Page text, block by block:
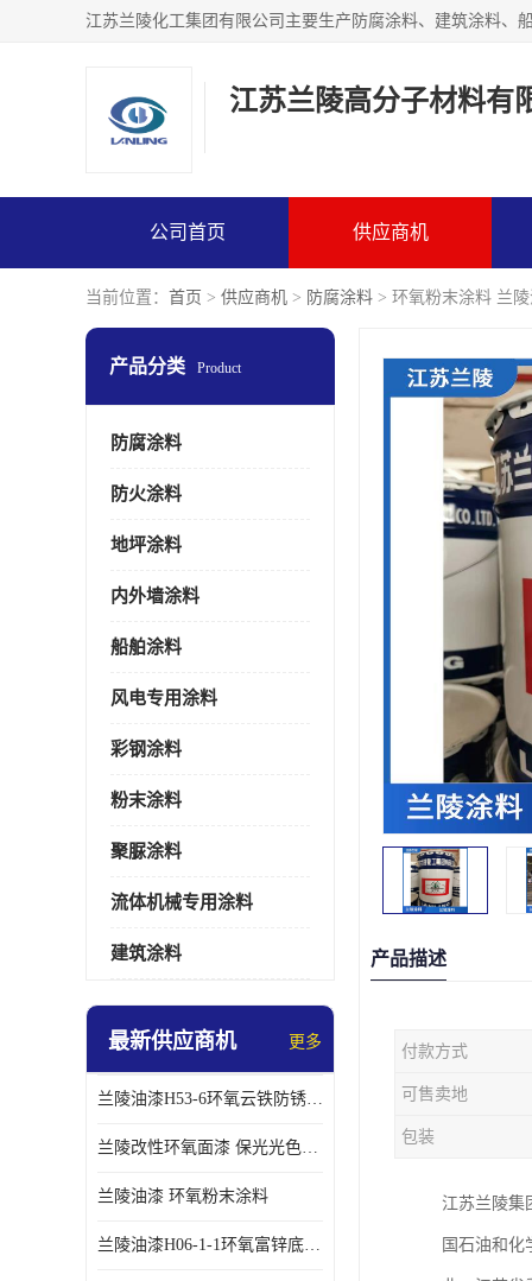
江苏兰陵高分子材料有
公司首页 供应商机
当前位置： 首页 > 供应商机 > 防腐涂料 > 环氧粉末涂料 兰
产品分类 Product
防腐涂料
防火涂料
地坪涂料
内外墙涂料
船舶涂料
风电专用涂料
彩钢涂料
粉末涂料
聚脲涂料
流体机械专用涂料
建筑涂料
最新供应商机 更多
兰陵油漆H53-6环氧云铁防锈漆链接性能强
兰陵改性环氧面漆 保光光色性更好 适用于室外防腐耐候性好
兰陵油漆 环氧粉末涂料
兰陵油漆H06-1-1环氧富锌底漆 船舶桥梁铁塔储罐防锈漆
产品描述
付款方式
可售卖地
包装
江苏兰陵集
国石油和